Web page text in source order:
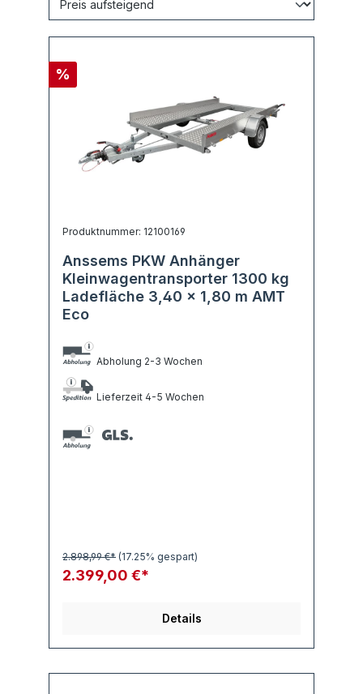
%
Produktnummer: 12100169
Anssems PKW Anhänger
Kleinwagentransporter 1300 kg
Ladefläche 3,40 x 1,80 m AMT
Eco
Abholung 2-3 Wochen
Lieferzeit 4-5 Wochen
2.399,00 €*
2.898,99 €* (17.25% gespart)
Details